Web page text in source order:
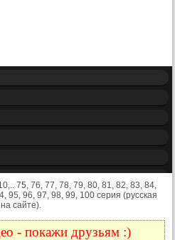
75, 76, 77, 78, 79, 80, 81, 82, 83, 84,
95, 96, 97, 98, 99, 100 серия (русская
сайте).
- покажи друзьям :)